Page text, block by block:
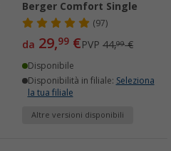
Berger Comfort Single
(97)
da 29,99 €PVP 44,99€
Disponibile
Disponibilità in filiale: Seleziona
la tua filiale
Altre versioni disponibili